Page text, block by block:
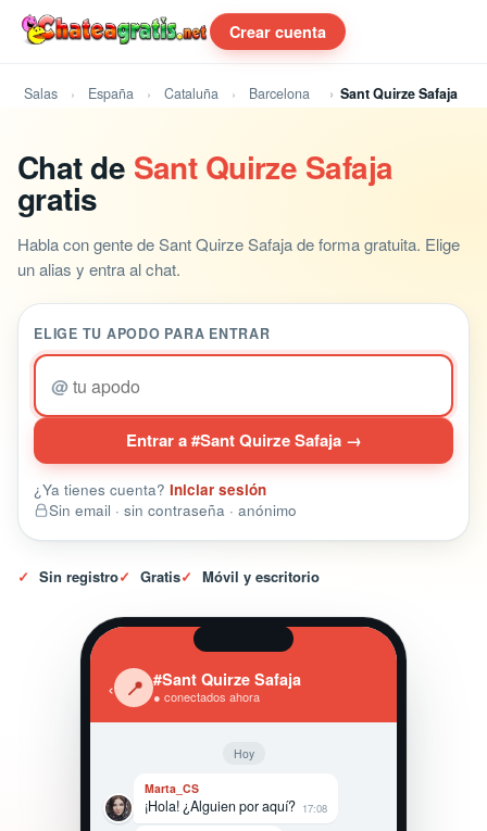
Crear cuenta
Salas España Cataluña Barcelona Sant Quirze Safaja
Chat de Sant Quirze Safaja
gratis
Habla con gente de Sant Quirze Safaja de forma gratuita. Elige
un alias y entra al chat.
ELIGE TU APODO PARA ENTRAR
@
Entrar a #Sant Quirze Safaja →
¿Ya tienes cuenta? Iniciar sesión
Sin email · sin contraseña · anónimo
✓ Sin registro✓ Gratis✓ Móvil y escritorio
‹ 📍 #Sant Quirze Safaja
● conectados ahora
Hoy
Marta_CS
¡Hola! ¿Alguien por aquí? 17:08